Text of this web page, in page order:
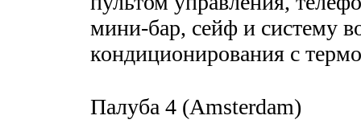
мини-бар, сейф и систему
кондиционирования с
Палуба 4 (Amsterdam)